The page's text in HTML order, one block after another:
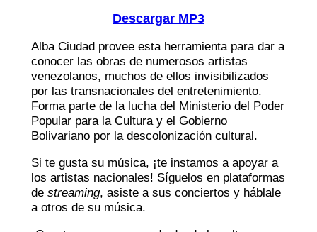
Descargar MP3
Alba Ciudad provee esta herramienta para dar a
conocer las obras de numerosos artistas
venezolanos, muchos de ellos invisibilizados
por las transnacionales del entretenimiento.
Forma parte de la lucha del Ministerio del Poder
Popular para la Cultura y el Gobierno
Bolivariano por la descolonización cultural.
Si te gusta su música, ¡te instamos a apoyar a
los artistas nacionales! Síguelos en plataformas
de streaming, asiste a sus conciertos y háblale
a otros de su música.